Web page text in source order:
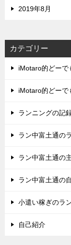
2019年8月
カテゴリー
iMotaro的どーで
iMotaro的どーで
ランニングの記
ラン中富土通の
ラン中富土通の
ラン中富土通の
小遣い稼ぎのラ
自己紹介